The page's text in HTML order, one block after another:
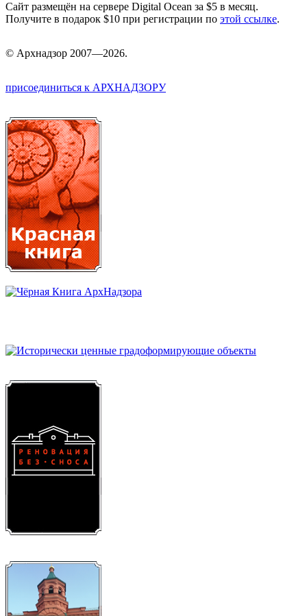
Сайт размещён на сервере Digital Ocean за $5 в месяц.
Получите в подарок $10 при регистрации по этой ссылке.
© Архнадзор 2007—2026.
присоединиться к АРХНАДЗОРУ